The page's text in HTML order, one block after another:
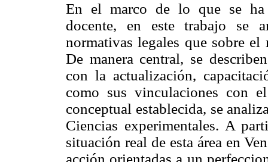
En el marco de lo que se ha
docente, en este trabajo se
normativas legales que sobre
De manera central, se
con la actualización,
como sus vinculaciones con
conceptual establecida, se
Ciencias experimentales. A
situación real de esta área en